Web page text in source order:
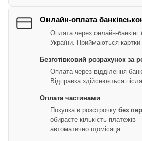
Онлайн-оплата
Оплата через онлайн-банкінг
України. Приймаються
Безготівковий розрахунок за
Оплата через відділення
Відправка здійснюється
Оплата частинами
Покупка в розстрочку без
обираєте кількість платежів
автоматично щомісяця.